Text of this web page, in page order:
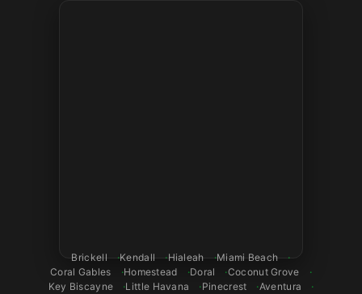
Brickell Kendall Hialeah
Miami Beach
Coral Gables
Homestead Doral
Coconut Grove
Key Biscayne
Little Havana Pinecrest
Aventura